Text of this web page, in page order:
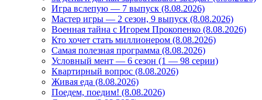
Игра вслепую — 7 выпуск (8.08.2026)
Мастер игры — 2 сезон, 9 выпуск (8.08.2026)
Военная тайна с Игорем Прокопенко (8.08.2026)
Кто хочет стать миллионером (8.08.2026)
Самая полезная программа (8.08.2026)
Условный мент — 6 сезон (1 — 98 серии)
Квартирный вопрос (8.08.2026)
Живая еда (8.08.2026)
Поедем, поедим! (8.08.2026)